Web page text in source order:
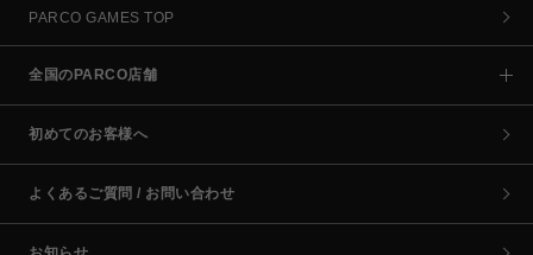
PARCO GAMES TOP
全国のPARCO店舗
初めてのお客様へ
よくあるご質問 / お問い合わせ